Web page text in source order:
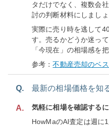
タだけでなく、複数会
討の判断材料にしましょ
実際に売り時を逃して
す。売るかどうか迷っ
「今現在」の相場感を
参考：不動産売却のベ
Q. 最新の相場価格を知
A.
気軽に相場を確認する
HowMaのAI査定は週に